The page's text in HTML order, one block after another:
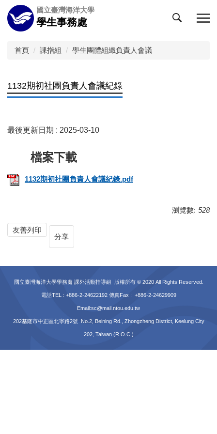
跳
到
主
國立臺灣海洋大學
學生事務處
首頁 課指組 學生團體組織負責人會議
1132期初社團負責人會議紀錄
最後更新日期 : 2025-03-10
1132期初社團負責人會議紀錄.pdf
瀏覽數: 528
友善列印
分享
國立臺灣海洋大學學務處 課外活動指導組 版權所有 © 2020 All Rights Reserved.
電話TEL : +886-2-24622192 傳真Fax : +886-2-24629909
Email:sc@mail.ntou.edu.tw
202基隆市中正區北寧路2號 No.2, Beining Rd., Zhongzheng District, Keelung City
202, Taiwan (R.O.C.)